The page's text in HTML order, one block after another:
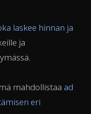
laskee hinnan ja
ja
mahdollistaa ad
eri